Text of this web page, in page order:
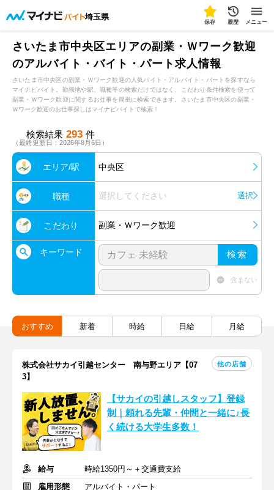
埼玉県
保存 履歴 メニュー
さいたま市中央区エリアの副業・Ｗワーク歓迎
のアルバイト・バイト・パート求人情報
さいたま市中央区の副業・Ｗワーク歓迎の人気バイト・アルバイト・パートを探すなら
マイナビバイト。勤務地や駅、職種等の検索だけではなく、こだわり条件検索を使って
副業・Ｗワーク歓迎に関するお仕事を簡単に検索できます。さいたま市中央区の副業・
Ｗワーク歓迎のお仕事探しはマイナビバイトで検索！
検索結果 293 件
（最終更新日：2026年8月6日）
エリア/駅 中央区
職種 選択してください 選択
こだわり 副業・Ｗワーク歓迎
キーワード 検索
含まない
おすすめ 新着 時給 日給 月給
株式会社サカイ引越センター 南与野エリア【07
3】
他の店舗
【サカイの引越しスタッフ】登録
制｜頼れる先輩・仲間と一緒に♪長
く続ける大学生多数！
給与
時給1350円～＋交通費支給
雇用形態
アルバイト・パート